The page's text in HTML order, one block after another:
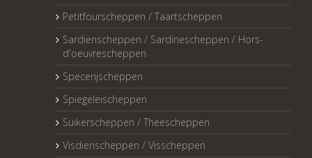
Petitfourscheppen / Taartscheppen
Sardienscheppen / Sardinescheppen / Hors-
d'oeuvrescheppen
Specerijscheppen
Spiegeleischeppen
Suikerscheppen / Theescheppen
Visdienscheppen / Visscheppen